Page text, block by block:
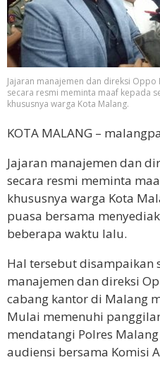
Jajaran manajemen dan direksi Oppo
secara resmi meminta maaf kepada
khususnya warga Kota Malang.
KOTA MALANG –
Jajaran manajemen dan
secara resmi meminta
khususnya warga Kota
puasa bersama
beberapa waktu lalu.
Hal tersebut disampaikan
manajemen dan direksi
cabang kantor di Malang
Mulai memenuhi
mendatangi Polres
audiensi bersama Komisi